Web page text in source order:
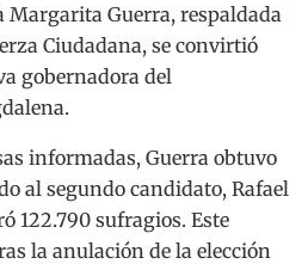
Guerra, respaldada
Ciudadana, se convirtió
gobernadora del
informadas, Guerra obtuvo
al segundo candidato, Rafael
122.790 sufragios. Este
la anulación de la elección